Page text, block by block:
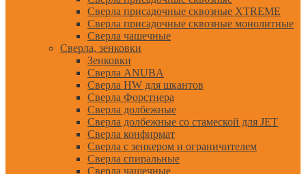
Сверла присадочные сквозные XTREME
Сверла присадочные сквозные монолитные
Сверла чашечные
Сверла, зенковки
Зенковки
Сверла ANUBA
Сверла HW для шкантов
Сверла Форстнера
Сверла долбежные
Сверла долбежные со стамеской для JET
Сверла конфирмат
Сверла с зенкером и ограничителем
Сверла спиральные
Сверла чашечные